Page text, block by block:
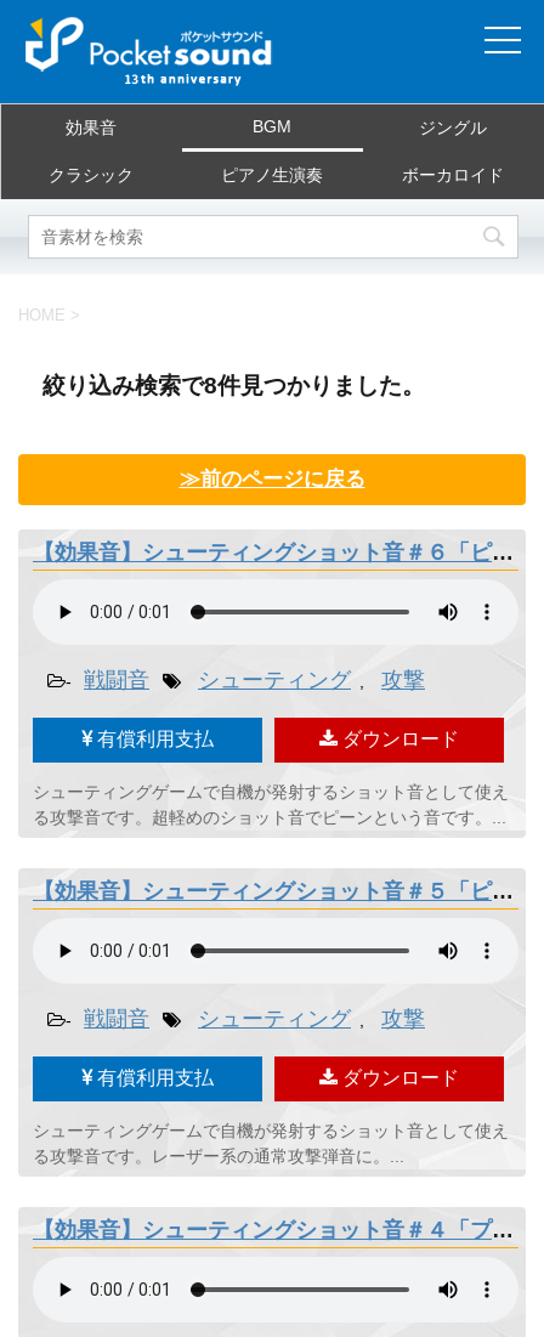
当サイトについて
ご利用規約
効果音 BGM ジングル
クラシック ピアノ生演奏 ボーカロイド
HOME >
絞り込み検索で8件見つかりました。
≫前のページに戻る
【効果音】シューティングショット音＃６「ピーン」
- 戦闘音 シューティング 攻撃
有償利用支払 ダウンロード
シューティングゲームで自機が発射するショット音として使え
る攻撃音です。超軽めのショット音でピーンという音です。...
【効果音】シューティングショット音＃５「ピチューン」
- 戦闘音 シューティング 攻撃
有償利用支払 ダウンロード
シューティングゲームで自機が発射するショット音として使え
る攻撃音です。レーザー系の通常攻撃弾音に。...
【効果音】シューティングショット音＃４「プチルゥゥゥゥン」